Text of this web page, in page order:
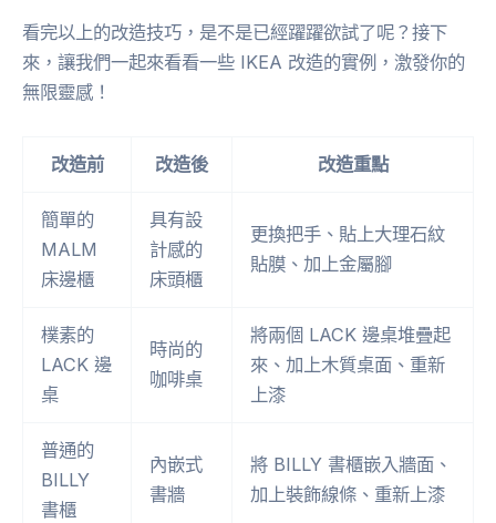
看完以上的改造技巧，是不是已經躍躍欲試了呢？接下
來，讓我們一起來看看一些 IKEA 改造的實例，激發你的
無限靈感！
改造前 改造後 改造重點
簡單的
MALM
床邊櫃
具有設
計感的
床頭櫃
更換把手、貼上大理石紋
貼膜、加上金屬腳
樸素的
LACK 邊
桌
時尚的
咖啡桌
將兩個 LACK 邊桌堆疊起
來、加上木質桌面、重新
上漆
普通的
BILLY
書櫃
內嵌式
書牆
將 BILLY 書櫃嵌入牆面、
加上裝飾線條、重新上漆